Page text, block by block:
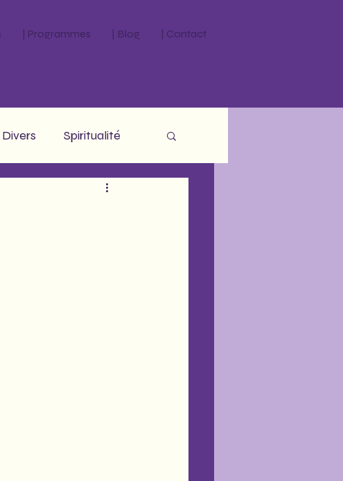
| Programmes | Blog | Contact
Divers Spiritualité